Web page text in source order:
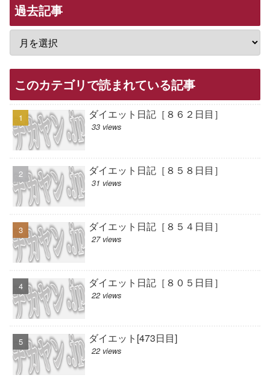
過去記事
このカテゴリで読まれている記事
ダイエット日記［８６２日目］
33 views
ダイエット日記［８５８日目］
31 views
ダイエット日記［８５４日目］
27 views
ダイエット日記［８０５日目］
22 views
ダイエット[473日目]
22 views